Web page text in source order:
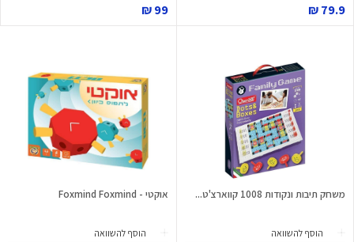
79.9 ₪
99 ₪
משחק תיבות ונקודות 1008 קווארצ'ט...
הוסף להשוואה
אוקטי - Foxmind Foxmind
הוסף להשוואה